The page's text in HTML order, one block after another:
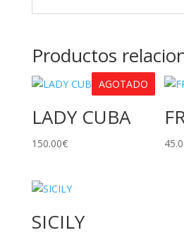
Productos
AGOTADO
LADY CUBA
150.00€
SICILY